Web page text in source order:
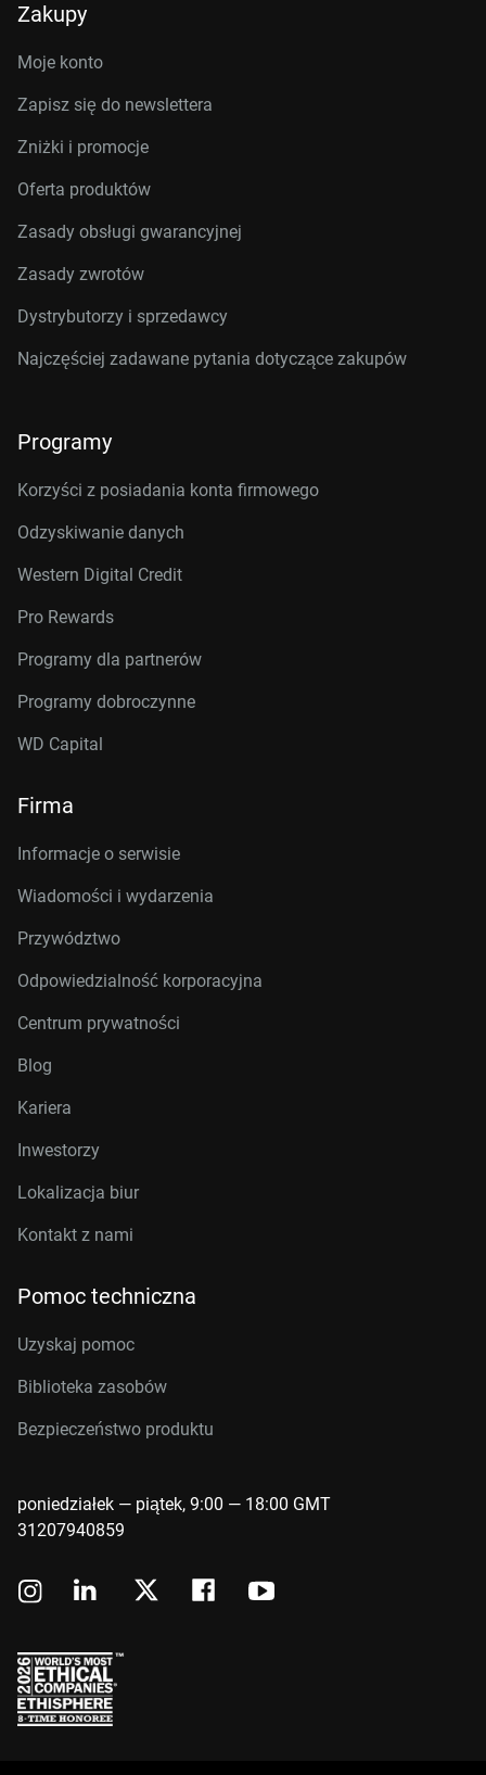
Zakupy
Moje konto
Zapisz się do newslettera
Zniżki i promocje
Oferta produktów
Zasady obsługi gwarancyjnej
Zasady zwrotów
Dystrybutorzy i sprzedawcy
Najczęściej zadawane pytania dotyczące zakupów
Programy
Korzyści z posiadania konta firmowego
Odzyskiwanie danych
Western Digital Credit
Pro Rewards
Programy dla partnerów
Programy dobroczynne
WD Capital
Firma
Informacje o serwisie
Wiadomości i wydarzenia
Przywództwo
Odpowiedzialność korporacyjna
Centrum prywatności
Blog
Kariera
Inwestorzy
Lokalizacja biur
Kontakt z nami
Pomoc techniczna
Uzyskaj pomoc
Biblioteka zasobów
Bezpieczeństwo produktu
poniedziałek — piątek, 9:00 — 18:00 GMT
31207940859